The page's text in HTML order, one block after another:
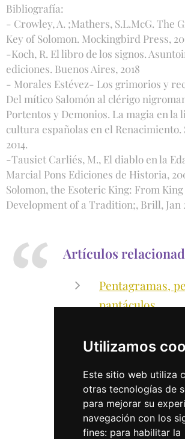
Utilizamos
Este sitio web utiliza
otras tecnologías de
para mejorar su
navegación con los
fines: para habilitar la
Bibliografía:
- Crowley, A. ;Mathers, S.L.McG. The
Key of Solomon. Mockingbird Press,
-Koch, R. El libro de los signos.
ediciones. Buenos Aires, 2018
- Morales Estévez- Los grimorios y
Del mítico Salomón al clérigo
Portentos y Demonios. La magia en la
cultura españolas en el Renacimiento.
2014.
-Tausiet Carliés, M., El diablo en la
Marcial Pons Ediciones de Historia,
Solomon, the Esoteric King: From King
Development of a Tradition;, Brill, Jan
Artículos
Pentagramas,
pantáculos
Demonología
cristiana
Ocultismo y
diferencias y